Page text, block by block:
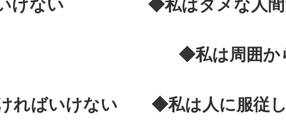
はいけない ◆私はダメな人
けない ◆私は周囲から
ればいけない ◆私は人に服従し